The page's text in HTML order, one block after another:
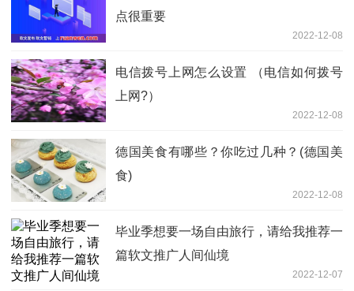
点很重要
2022-12-08
电信拨号上网怎么设置 （电信如何拨号
上网?）
2022-12-08
德国美食有哪些？你吃过几种？(德国美
食)
2022-12-08
毕业季想要一场自由旅行，请给我推荐一
篇软文推广人间仙境
2022-12-07